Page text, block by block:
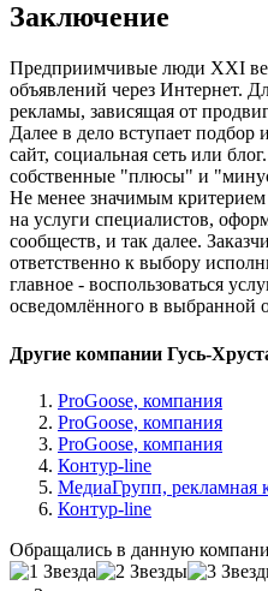
Заключение
Предприимчивые люди XXI
объявлений через Интернет.
рекламы, зависящая от
Далее в дело вступает
сайт, социальная сеть или
собственные "плюсы" и
Не менее значимым
на услуги специалистов,
сообществ, и так далее.
ответственно к выбору
главное - воспользоваться
осведомлённого в выбранной
Другие компании Гусь-
ProGoose, компания
ProGoose, компания
ProGoose, компания
Контур-line
МедиаГрупп, рекламная
Контур-line
Обращались в данную